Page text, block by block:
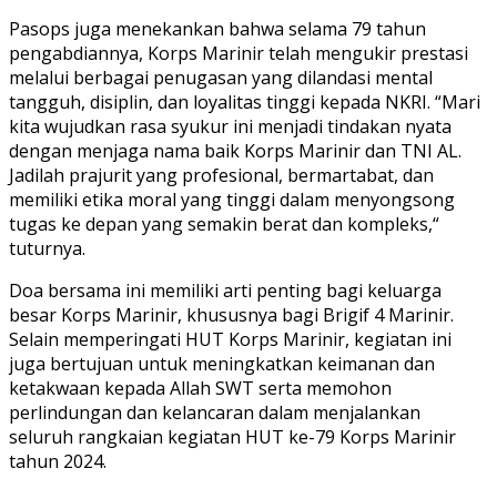
Pasops juga menekankan bahwa selama 79 tahun
pengabdiannya, Korps Marinir telah mengukir prestasi
melalui berbagai penugasan yang dilandasi mental
tangguh, disiplin, dan loyalitas tinggi kepada NKRI. “Mari
kita wujudkan rasa syukur ini menjadi tindakan nyata
dengan menjaga nama baik Korps Marinir dan TNI AL.
Jadilah prajurit yang profesional, bermartabat, dan
memiliki etika moral yang tinggi dalam menyongsong
tugas ke depan yang semakin berat dan kompleks,“
tuturnya.
Doa bersama ini memiliki arti penting bagi keluarga
besar Korps Marinir, khususnya bagi Brigif 4 Marinir.
Selain memperingati HUT Korps Marinir, kegiatan ini
juga bertujuan untuk meningkatkan keimanan dan
ketakwaan kepada Allah SWT serta memohon
perlindungan dan kelancaran dalam menjalankan
seluruh rangkaian kegiatan HUT ke-79 Korps Marinir
tahun 2024.